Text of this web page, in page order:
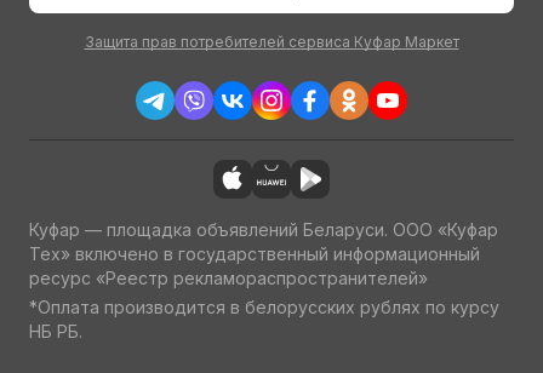
Защита прав потребителей сервиса Куфар Маркет
Куфар — площадка объявлений Беларуси. ООО «Куфар
Тех» включено в государственный информационный
ресурс «Реестр рекламораспространителей»
*Оплата производится в белорусских рублях по курсу
НБ РБ.